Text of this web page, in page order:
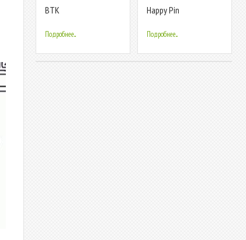
ВТК
Подробнее...
Happy Pin
Подробнее...